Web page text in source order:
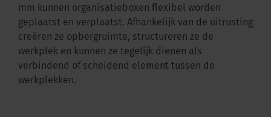
mm kunnen organisatieboxen flexibel worden
geplaatst en verplaatst. Afhankelijk van de uitrusting
creëren ze opbergruimte, structureren ze de
werkplek en kunnen ze tegelijk dienen als
verbindend of scheidend element tussen de
werkplekken.